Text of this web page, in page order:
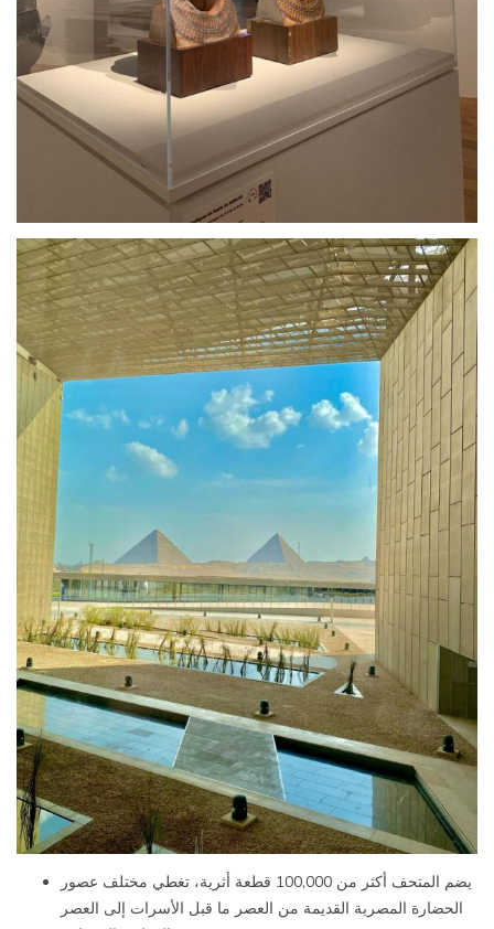
يضم المتحف أكثر من 100,000 قطعة أثرية، تغطي مختلف عصور
الحضارة المصرية القديمة من العصر ما قبل الأسرات إلى العصر